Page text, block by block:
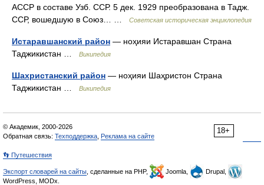
АССР в составе Узб. ССР. 5 дек. 1929 преобразована в Тадж.
ССР, вошедшую в Союз… …
Советская историческая энциклопедия
Истаравшанский район — ноҳияи Истаравшан Страна
Таджикистан …
Википедия
Шахристанский район — ноҳияи Шаҳристон Страна
Таджикистан …
Википедия
18+
© Академик, 2000-2026
Обратная связь: Техподдержка Реклама на сайте
👣 Путешествия
Экспорт словарей на сайты , сделанные на PHP, Joomla,
Drupal,
WordPress, MODx.